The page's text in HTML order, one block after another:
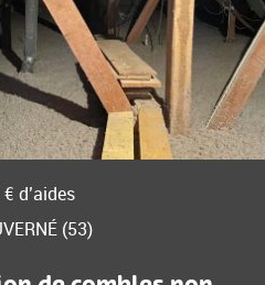
d’aides
(53)